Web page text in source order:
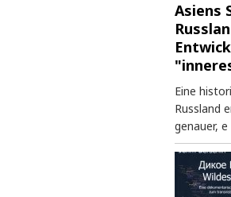
Asiens
Eine
Russland
genauer, e